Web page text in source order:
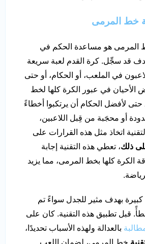
خط المرمى
المرمى هو مساعدة الحكم في
قد سجِّل. كرة القدم لعبة سريعة
في الملعب، أو الحكام، أو حتى
الأحيان في عبور الكرة كلها لخط
لأفضل الحكام أن يرتكبوا أخطاءً
أو محجَبة من قِبل اللاعبين،
اتخاذ مثل هذه القرارات على
ذلك، تعطي هذه التقنية إجابة
الكرة كلها بخط المرمى، مما يزيد
كبيرة بهدف مثير للجدل سواءً تم
قبل تطبيق هذه التقنية. كان على
بالعدالة ولهذه الأسباب تحديدًا،
خط المرمى، لضمان اللعب